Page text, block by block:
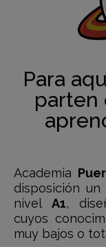
Para
parten
Academia
disposición
nivel A1,
cuyos
muy bajos o